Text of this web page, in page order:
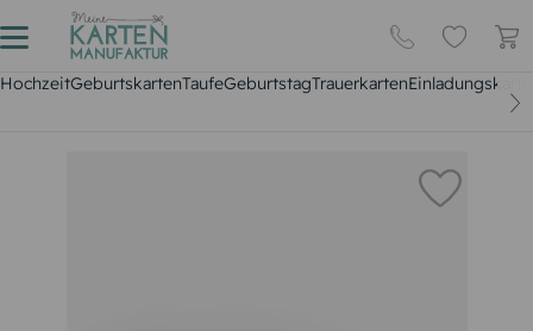
HochzeitGeburtskartenTaufeGeburtstagTrauerkarten